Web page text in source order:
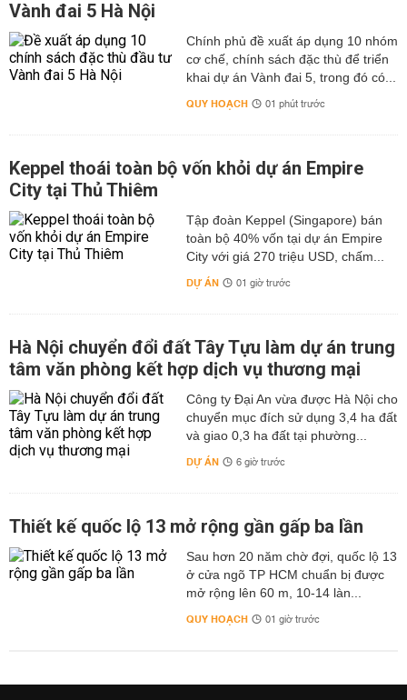
Vành đai 5 Hà Nội
Chính phủ đề xuất áp dụng 10 nhóm
cơ chế, chính sách đặc thù để triển
khai dự án Vành đai 5, trong đó có...
QUY HOẠCH 01 phút trước
Keppel thoái toàn bộ vốn khỏi dự án Empire
City tại Thủ Thiêm
Tập đoàn Keppel (Singapore) bán
toàn bộ 40% vốn tại dự án Empire
City với giá 270 triệu USD, chấm...
DỰ ÁN 01 giờ trước
Hà Nội chuyển đổi đất Tây Tựu làm dự án trung
tâm văn phòng kết hợp dịch vụ thương mại
Công ty Đại An vừa được Hà Nội cho
chuyển mục đích sử dụng 3,4 ha đất
và giao 0,3 ha đất tại phường...
DỰ ÁN 6 giờ trước
Thiết kế quốc lộ 13 mở rộng gần gấp ba lần
Sau hơn 20 năm chờ đợi, quốc lộ 13
ở cửa ngõ TP HCM chuẩn bị được
mở rộng lên 60 m, 10-14 làn...
QUY HOẠCH 01 giờ trước